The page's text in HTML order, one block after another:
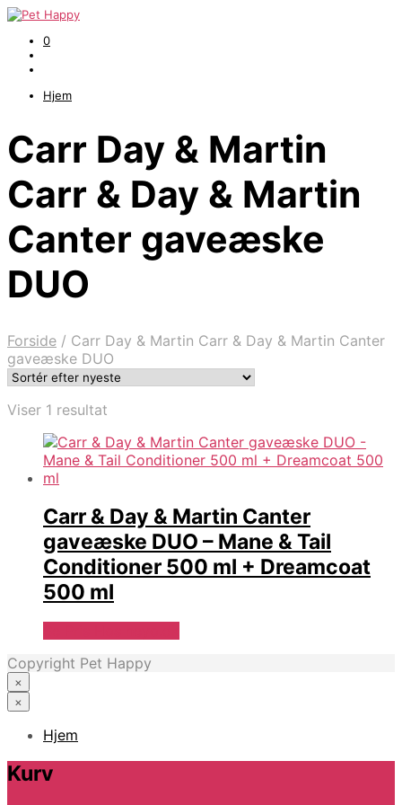
0
Hjem
Carr Day & Martin
Carr & Day & Martin
Canter gaveæske
DUO
Forside / Carr Day & Martin Carr & Day & Martin Canter
gaveæske DUO
Viser 1 resultat
Carr & Day & Martin Canter
gaveæske DUO – Mane & Tail
Conditioner 500 ml + Dreamcoat
500 ml
Copyright Pet Happy
×
×
Hjem
Kurv